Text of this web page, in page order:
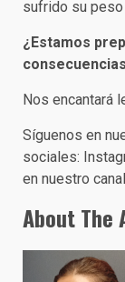
sufrido su
¿Estamos
Nos encantará
Síguenos en
sociales:
en nuestro
About The